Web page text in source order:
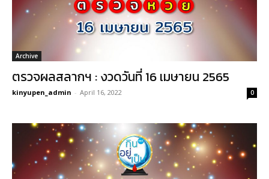
Archive
ตรวจผลสลากฯ : งวดวันที่ 16 เมษายน 2565
kinyupen_admin - April 16, 2022 0